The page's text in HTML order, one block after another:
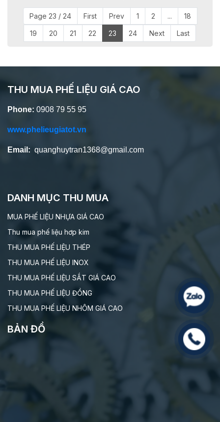
Page 23 / 24 First Prev 1 2 ... 18
19 20 21 22 23 24 Next Last
THU MUA PHẾ LIỆU GIÁ CAO
Phone: 0908 79 55 95
www.phelieugiatot.vn
Email: quanghuytran1368@gmail.com
DANH MỤC THU MUA
MUA PHẾ LIỆU NHỰA GIÁ CAO
Thu mua phế liệu hơp kim
THU MUA PHẾ LIỆU THÉP
THU MUA PHẾ LIỆU INOX
THU MUA PHẾ LIỆU SẮT GIÁ CAO
THU MUA PHẾ LIỆU ĐỒNG
THU MUA PHẾ LIỆU NHÔM GIÁ CAO
BẢN ĐỒ